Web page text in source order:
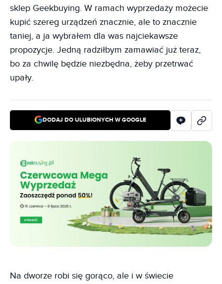
sklep Geekbuying. W ramach wyprzedaży możecie
kupić szereg urządzeń znacznie, ale to znacznie
taniej, a ja wybrałem dla was najciekawsze
propozycje. Jedną radziłbym zamawiać już teraz,
bo za chwilę będzie niezbędna, żeby przetrwać
upały.
DODAJ DO ULUBIONYCH W GOOGLE
Na dworze robi się gorąco, ale i w świecie